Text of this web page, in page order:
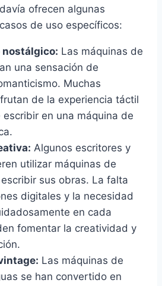
ofrecen algunas
de uso específicos:
Las máquinas de
una sensación de
Muchas
de la experiencia táctil
en una máquina de
Algunos escritores y
utilizar máquinas de
sus obras. La falta
digitales y la necesidad
en cada
fomentar la creatividad y
Las máquinas de
se han convertido en